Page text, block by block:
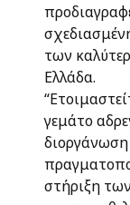
των
Ελλάδα.
γεμάτο
στήριξη